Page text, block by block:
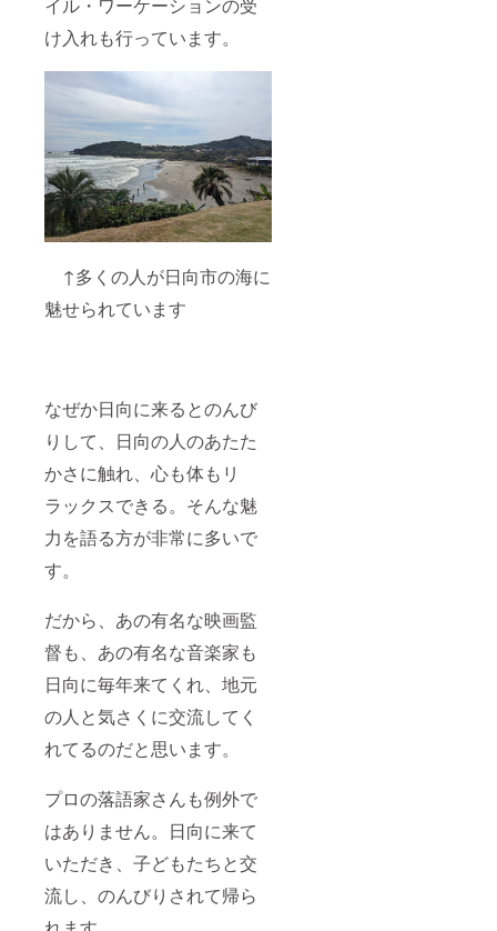
け入れも行っています。
↑多くの人が日向市の海に
魅せられています
なぜか日向に来るとのんび
りして、日向の人のあたた
かさに触れ、心も体もリ
ラックスできる。そんな魅
力を語る方が非常に多いで
す。
だから、あの有名な映画監
督も、あの有名な音楽家も
日向に毎年来てくれ、地元
の人と気さくに交流してく
れてるのだと思います。
プロの落語家さんも例外で
はありません。日向に来て
いただき、子どもたちと交
流し、のんびりされて帰ら